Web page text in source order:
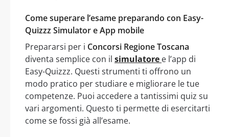
Come superare l’esame preparando con Easy-
Quizzz Simulator e App mobile
Prepararsi per i Concorsi Regione Toscana
diventa semplice con il simulatore e l’app di
Easy-Quizzz. Questi strumenti ti offrono un
modo pratico per studiare e migliorare le tue
competenze. Puoi accedere a tantissimi quiz su
vari argomenti. Questo ti permette di esercitarti
come se fossi già all’esame.